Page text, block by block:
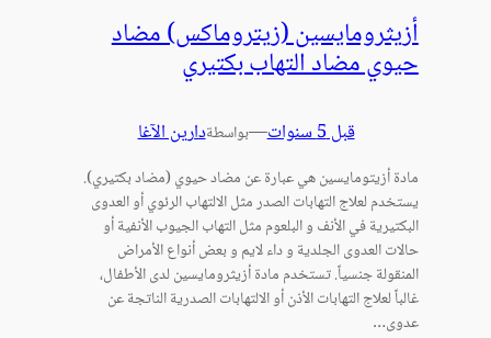
أزيثرومايسين (زيتروماكس) مضاد
حيوي مضاد التهاب بكتيري
قبل 5 سنوات —بواسطةدارين الآغا
مادة أزيتومايسين هي عبارة عن مضاد حيوي (مضاد بكتيري).
يستخدم لعلاج التهابات الصدر مثل الالتهاب الرئوي أو العدوى
البكتيرية في الأنف و البلعوم مثل التهاب الجيوب الأنفية أو
حالات العدوى الجلدية و داء لايم و بعض أنواع الأمراض
المنقولة جنسياً. تستخدم مادة أزيثرومايسين لدى الأطفال،
غالباً لعلاج التهابات الأذن أو الالتهابات الصدرية الناتجة عن
عدوى…